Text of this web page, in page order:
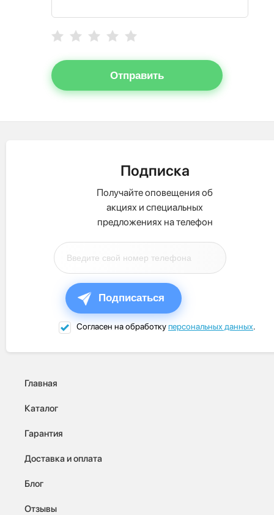
Отправить
Подписка
Получайте оповещения об
акциях и специальных
предложениях на телефон
Подписаться
Согласен на обработкуперсональных данных.
Главная
Каталог
Гарантия
Доставка и оплата
Блог
Отзывы